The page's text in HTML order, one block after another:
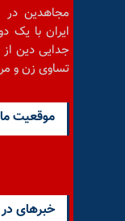
مجاهدین در
ایران با یک
جدایی دین
تساوی زن و
موقعيت
خبرهای